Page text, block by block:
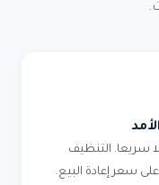
سريعا. التنظيف
سعر إعادة البيع.